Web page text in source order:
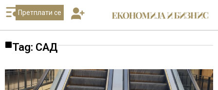
Претплати се
Tag: САД